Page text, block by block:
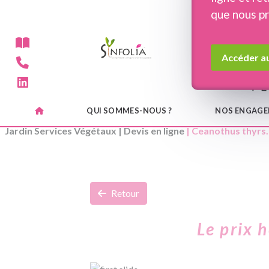
QUI SOMMES-NOUS ? NOS
que nous
Accéder
Jardin Services Végétaux|Devis en ligne| Ceanothus
Retour
Le prix